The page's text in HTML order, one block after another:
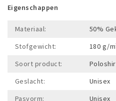
Eigenschappen
Materiaal:
50%
Stofgewicht:
180 g/
Soort product:
Geslacht:
Unisex
Pasvorm:
Unisex